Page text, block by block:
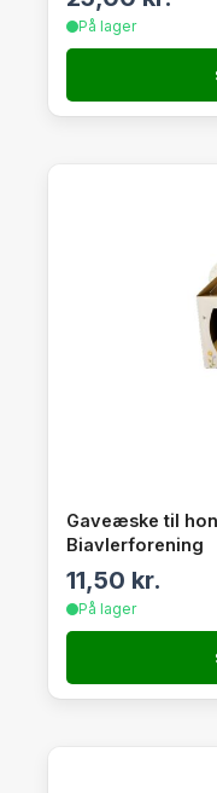
På lager
Gaveæske til
Biavlerforening
11,50 kr.
På lager